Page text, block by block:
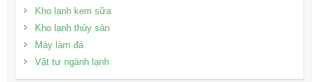
Kho lạnh kem sữa
Kho lạnh thủy sản
Máy làm đá
Vật tư ngành lạnh